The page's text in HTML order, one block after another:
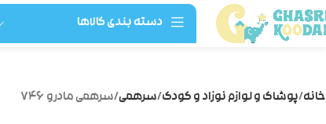
دسته بندی کالاها
خانه پوشاک و لوازم نوزاد و کودک سرهمی سرهمی مادرو ۷۴۶